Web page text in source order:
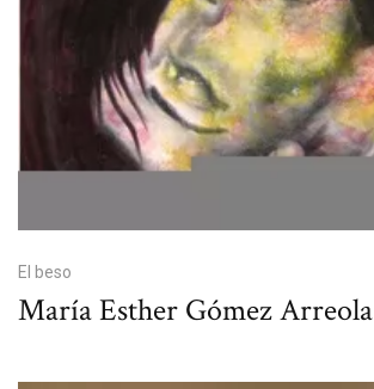
El beso
María Esther Gómez Arreola